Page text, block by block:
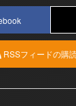
RSSフィードの購